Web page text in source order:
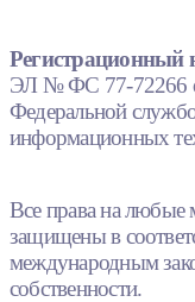
Регистрационный
ЭЛ № ФС 77-72266
Федеральной
информационных
Все права на любые
защищены в
международным
собственности.